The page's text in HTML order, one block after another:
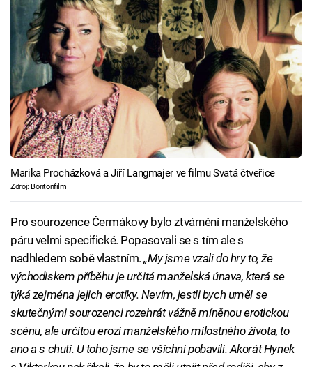
Marika Procházková a Jiří Langmajer ve filmu Svatá čtveřice
Zdroj: Bontonfilm
Pro sourozence Čermákovy bylo ztvárnění manželského
páru velmi specifické. Popasovali se s tím ale s
nadhledem sobě vlastním. „My jsme vzali do hry to, že
východiskem příběhu je určitá manželská únava, která se
týká zejména jejich erotiky. Nevím, jestli bych uměl se
skutečnými sourozenci rozehrát vážně míněnou erotickou
scénu, ale určitou erozi manželského milostného života, to
ano a s chutí. U toho jsme se všichni pobavili. Akorát Hynek